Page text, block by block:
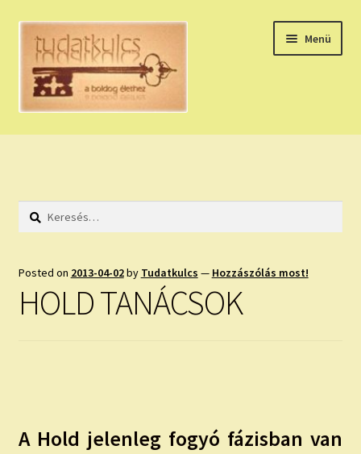
Ugrás
navigációhoz
Kilépés
tartalomba
Menü
HÚZZ EGY KÁRTYÁT!
HOLDNAPTÁR
NAPI ASZTROLÓGIA
ÍRJ NEKEM!
Keresés:
Posted on 2013-04-02by Tudatkulcs — Hozzászólás most!
HOLD TANÁCSOK
A Hold jelenleg fogyó fázisban van